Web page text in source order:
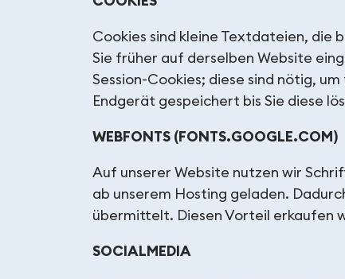
Cookies sind kleine Textdateien, die
Sie früher auf derselben Website
Session-Cookies; diese sind nötig,
Endgerät gespeichert bis Sie diese
WEBFONTS (FONTS.GOOGLE.COM)
Auf unserer Website nutzen wir
ab unserem Hosting geladen.
übermittelt. Diesen Vorteil erkaufen
SOCIALMEDIA